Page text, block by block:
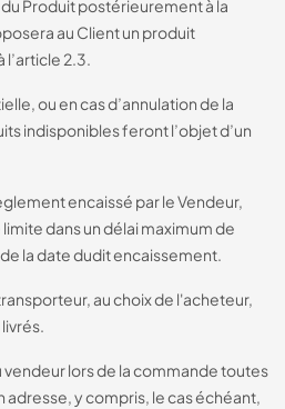
Produit postérieurement à la
au Client un produit
2.3.
ou en cas d’annulation de la
indisponibles feront l’objet d’un
encaissé par le Vendeur,
dans un délai maximum de
la date dudit encaissement.
au choix de l'acheteur,
lors de la commande toutes
adresse, y compris, le cas échéant,